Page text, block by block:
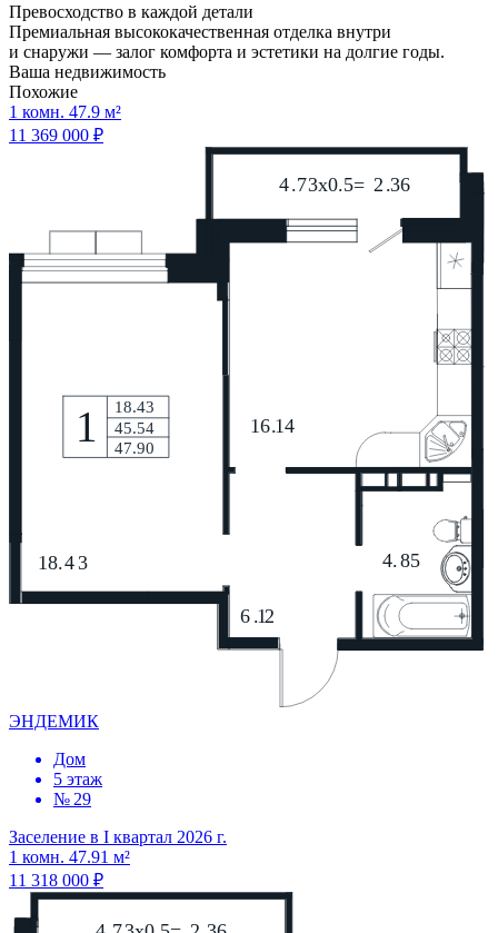
Превосходство в каждой детали
Премиальная высококачественная отделка внутри
и снаружи — залог комфорта и эстетики на долгие годы.
Ваша недвижимость
Похожие
1 комн. 47.9 м²
11 369 000 ₽
ЭНДЕМИК
Дом
5 этаж
№ 29
Заселение в I квартал 2026 г.
1 комн. 47.91 м²
11 318 000 ₽